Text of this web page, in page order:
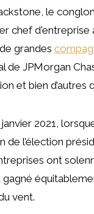
le
chef d'entreprise
grandes
de JPMorgan
et bien
2021,
l’élection
ont
vent.